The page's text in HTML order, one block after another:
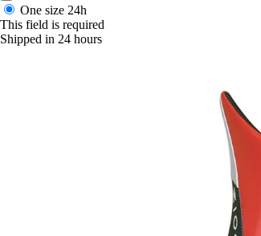
One size 24h
This field is required
Shipped in 24 hours